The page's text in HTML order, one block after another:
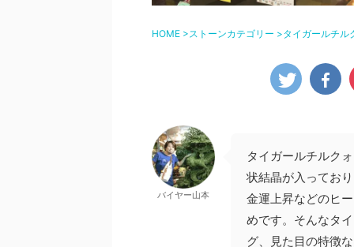
HOME > ストーンカテゴリー >タイガールチル
バイヤー山本
タイガールチルク
状結晶が入ってお
金運上昇などのヒ
めです。そんなタ
グ、見た目の特徴